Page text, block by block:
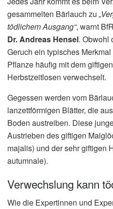
gesammelten Bärlauch zu
tödlichem Ausgang“, warnt
Dr. Andreas Hensel. Obwohl
Geruch ein typisches
Pflanze häufig mit dem
Herbstzeitlosen verwechselt.
Gegessen werden vom
lanzettförmigen Blätter, die
Boden austreiben. Diese
Austrieben des giftigen
majalis) und der sehr giftigen
autumnale).
Verwechslung kann
Wie die Expertinnen und